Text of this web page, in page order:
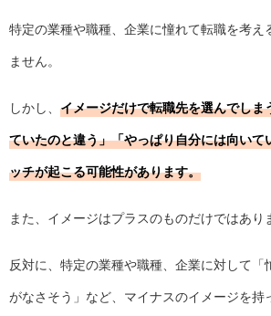
特定の業種や職種、企業に憧れて転職を考え
ません。
しかし、 イメージだけで転職先を選んでしま
ていたのと違う」「やっぱり自分には向いて
ッチが起こる可能性があります。
また、イメージはプラスのものだけではあり
反対に、特定の業種や職種、企業に対して「
がなさそう」など、マイナスのイメージを持